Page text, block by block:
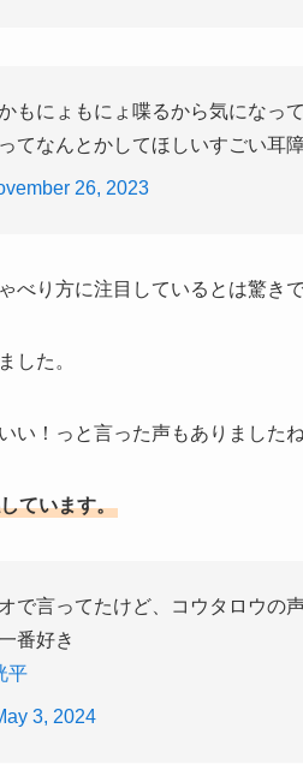
もにょもにょ喋るから気になっ
てなんとかしてほしいすごい耳
26, 2023
べり方に注目しているとは驚きで
した。
い！っと言った声もありましたね
ています。
で言ってたけど、コウタロウの
番好き
平
3, 2024